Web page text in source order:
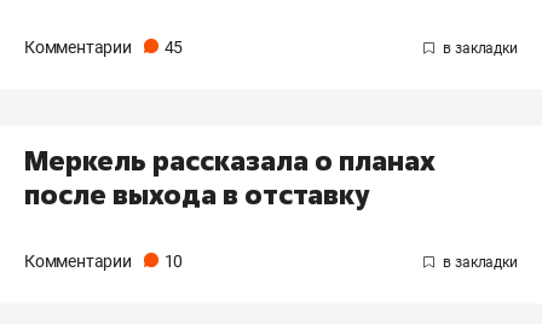
Комментарии 45
Меркель рассказала о планах
после выхода в отставку
Комментарии 10